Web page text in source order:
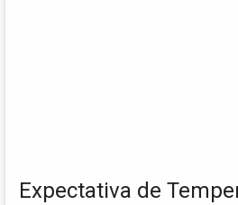
Expectativa de